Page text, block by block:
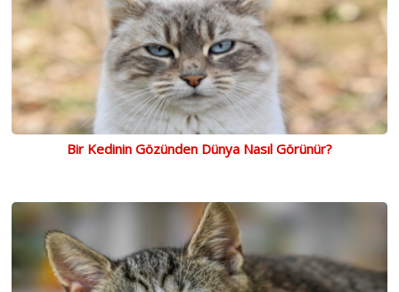
Bir Kedinin Gözünden Dünya Nasıl Görünür?